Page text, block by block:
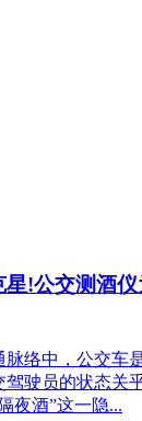
星!公交测酒
脉络中，公交车
驾驶员的状态关
夜酒”这一隐...